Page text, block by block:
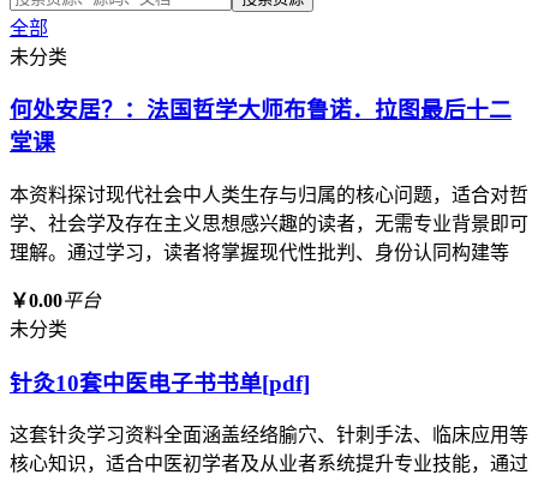
全部
未分类
何处安居？：法国哲学大师布鲁诺．拉图最后十二
堂课
本资料探讨现代社会中人类生存与归属的核心问题，适合对哲
学、社会学及存在主义思想感兴趣的读者，无需专业背景即可
理解。通过学习，读者将掌握现代性批判、身份认同构建等
￥0.00平台
未分类
针灸10套中医电子书书单[pdf]
这套针灸学习资料全面涵盖经络腧穴、针刺手法、临床应用等
核心知识，适合中医初学者及从业者系统提升专业技能，通过